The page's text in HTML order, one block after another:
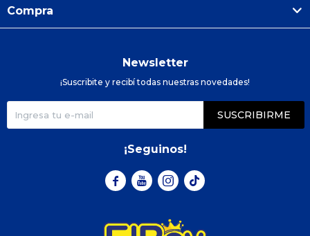
Compra
Newsletter
¡Suscribite y recibí todas nuestras novedades!
SUSCRIBIRME
¡Seguinos!
  